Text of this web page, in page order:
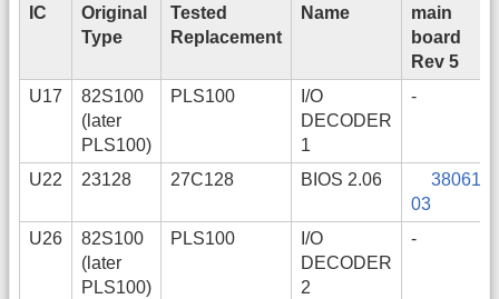
IC
Original
Type
Tested
Replacement
Name
main
board
Rev 5
U17
82S100
(later
PLS100)
PLS100
I/O
DECODER
1
-
U22 23128 27C128 BIOS 2.06
380619-
03
U26
82S100
(later
PLS100)
PLS100
I/O
DECODER
2
-